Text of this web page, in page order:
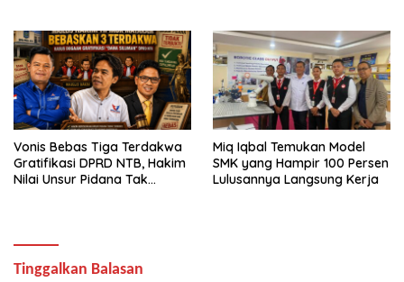
Vonis Bebas Tiga Terdakwa
Gratifikasi DPRD NTB, Hakim
Nilai Unsur Pidana Tak
Miq Iqbal Temukan Model
SMK yang Hampir 100 Persen
Lulusannya Langsung Kerja
Tinggalkan Balasan